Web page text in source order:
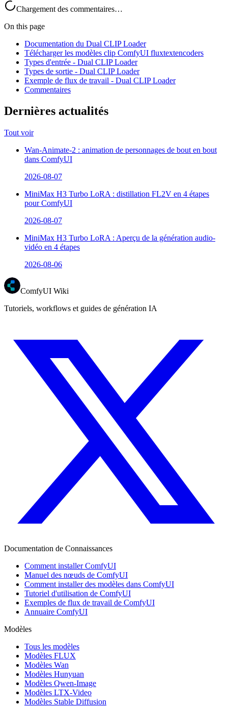
Chargement des commentaires…
On this page
Documentation du Dual CLIP Loader
Télécharger les modèles clip ComfyUI fluxtextencoders
Types d'entrée - Dual CLIP Loader
Types de sortie - Dual CLIP Loader
Exemple de flux de travail - Dual CLIP Loader
Commentaires
Dernières actualités
Tout voir
Wan-Animate-2 : animation de personnages de bout en bout
dans ComfyUI
2026-08-07
MiniMax H3 Turbo LoRA : distillation FL2V en 4 étapes
pour ComfyUI
2026-08-07
MiniMax H3 Turbo LoRA : Aperçu de la génération audio-
vidéo en 4 étapes
2026-08-06
ComfyUI Wiki
Tutoriels, workflows et guides de génération IA
Documentation de Connaissances
Comment installer ComfyUI
Manuel des nœuds de ComfyUI
Comment installer des modèles dans ComfyUI
Tutoriel d'utilisation de ComfyUI
Exemples de flux de travail de ComfyUI
Annuaire ComfyUI
Modèles
Tous les modèles
Modèles FLUX
Modèles Wan
Modèles Hunyuan
Modèles Qwen-Image
Modèles LTX-Video
Modèles Stable Diffusion